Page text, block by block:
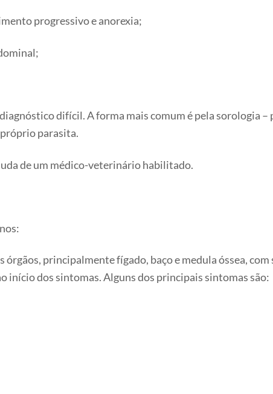
progressivo e anorexia;
difícil. A forma mais comum é pela sorologia –
parasita.
de um médico-veterinário habilitado.
órgãos, principalmente fígado, baço e medula óssea,
início dos sintomas. Alguns dos principais sintomas são: